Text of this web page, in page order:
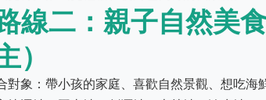
線二：親子自然美
）
對象：帶小孩的家庭、喜歡自然景觀、想吃海